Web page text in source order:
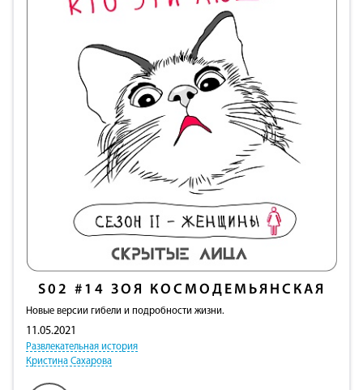
S02 #14 ЗОЯ КОСМОДЕМЬЯНСКАЯ
Новые версии гибели и подробности жизни.
11.05.2021
Развлекательная история
Кристина Сахарова